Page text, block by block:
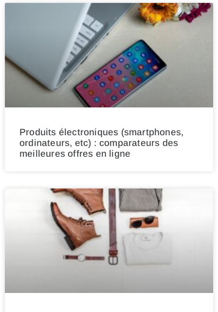
Produits électroniques (smartphones,
ordinateurs, etc) : comparateurs des
meilleures offres en ligne